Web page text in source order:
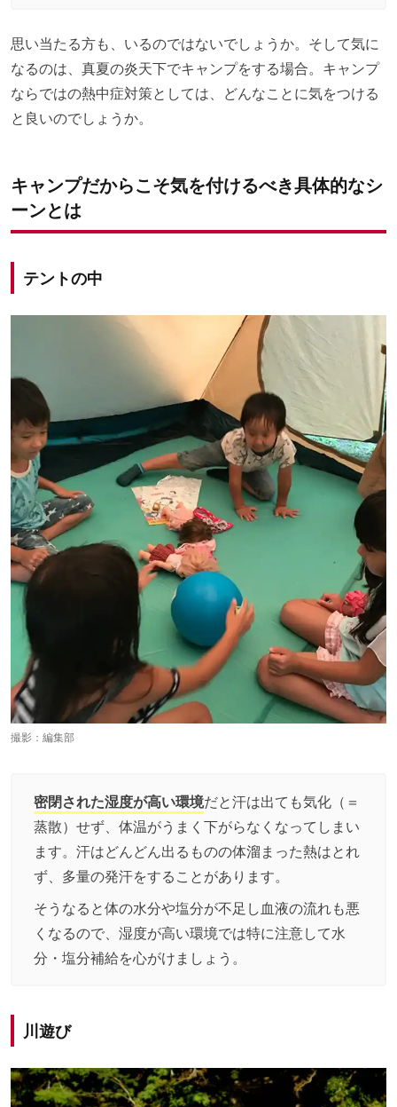
思い当たる方も、いるのではないでしょうか。そして気に
なるのは、真夏の炎天下でキャンプをする場合。キャンプ
ならではの熱中症対策としては、どんなことに気をつける
と良いのでしょうか。
キャンプだからこそ気を付けるべき具体的なシ
ーンとは
テントの中
撮影：編集部
密閉された湿度が高い環境だと汗は出ても気化（＝
蒸散）せず、体温がうまく下がらなくなってしまい
ます。汗はどんどん出るものの体溜まった熱はとれ
ず、多量の発汗をすることがあります。
そうなると体の水分や塩分が不足し血液の流れも悪
くなるので、湿度が高い環境では特に注意して水
分・塩分補給を心がけましょう。
川遊び